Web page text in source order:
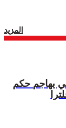
المزيد
يهاجم حكم